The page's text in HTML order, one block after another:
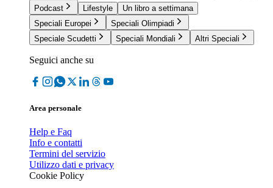
Podcast
Lifestyle
Un libro a settimana
Speciali Europei
Speciali Olimpiadi
Speciale Scudetti
Speciali Mondiali Altri Speciali
Seguici anche su
Area personale
Help e Faq
Info e contatti
Termini del servizio
Utilizzo dati e privacy
Cookie Policy